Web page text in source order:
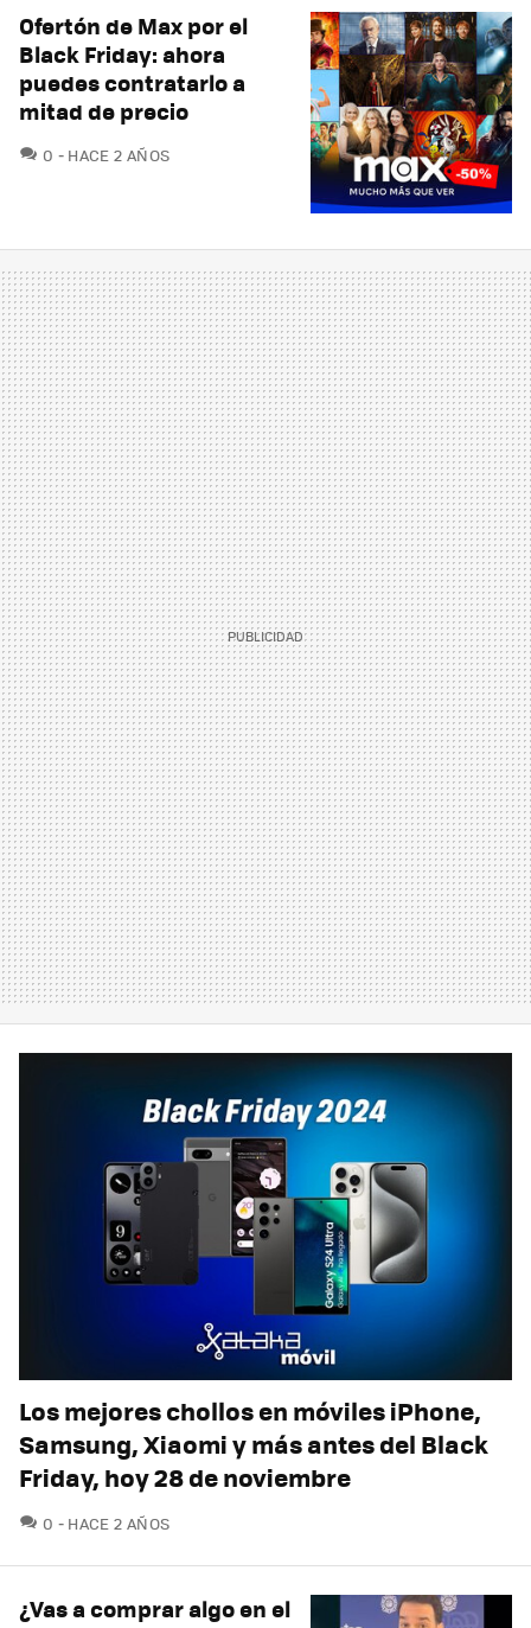
Ofertón de Max por el
Black Friday: ahora
puedes contratarlo a
mitad de precio
0 COMENTARIOS
HACE 2 AÑOS
Los mejores chollos en móviles iPhone,
Samsung, Xiaomi y más antes del Black
Friday, hoy 28 de noviembre
0 COMENTARIOS
HACE 2 AÑOS
¿Vas a comprar algo en el